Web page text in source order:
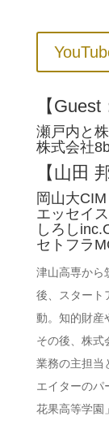
【
瀬戸内と
株式会社
【山田
岡山大CIM
エッセイ
しろし
セトフラ
津山高専から
後、スタート
動。知的財産
その後、株式
業務の主担当
エイターのパ
花果高等学園